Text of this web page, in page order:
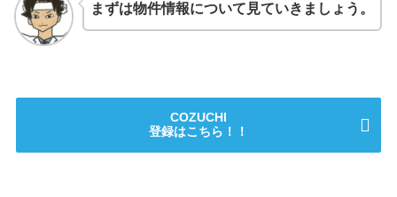
まずは物件情報について見ていきましょう。
COZUCHI
登録はこちら！！